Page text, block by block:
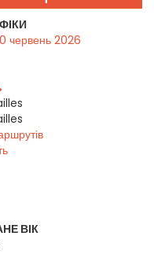
червень 2026
ВІК